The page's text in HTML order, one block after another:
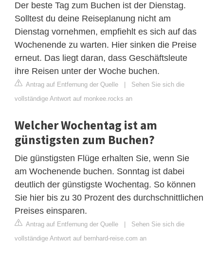
Der beste Tag zum Buchen ist der Dienstag.
Solltest du deine Reiseplanung nicht am
Dienstag vornehmen, empfiehlt es sich auf das
Wochenende zu warten. Hier sinken die Preise
erneut. Das liegt daran, dass Geschäftsleute
ihre Reisen unter der Woche buchen.
Antrag auf Entfernung der Quelle
Sehen Sie sich die
vollständige Antwort auf monkee.rocks an
Welcher Wochentag ist am
günstigsten zum Buchen?
Die günstigsten Flüge erhalten Sie, wenn Sie
am Wochenende buchen. Sonntag ist dabei
deutlich der günstigste Wochentag. So können
Sie hier bis zu 30 Prozent des durchschnittlichen
Preises einsparen.
Antrag auf Entfernung der Quelle
Sehen Sie sich die
vollständige Antwort auf bernhard-reise.com an